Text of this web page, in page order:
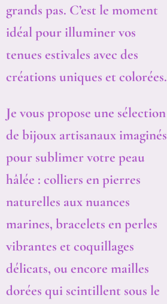
grands pas. C’est le moment
idéal pour illuminer vos
tenues estivales avec des
créations uniques et colorées.
Je vous propose une sélection
de bijoux artisanaux imaginés
pour sublimer votre peau
hâlée : colliers en pierres
naturelles aux nuances
marines, bracelets en perles
vibrantes et coquillages
délicats, ou encore mailles
dorées qui scintillent sous le